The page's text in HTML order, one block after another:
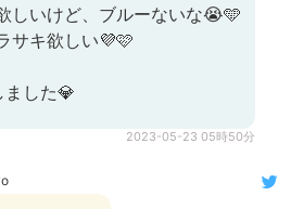
しいけど、ブルーないな😭🩵
サキ欲しい💜🩷
した💎
2023-05-23 05時50分